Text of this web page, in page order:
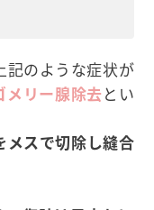
記のような症状が
メリー腺除去とい
メスで切除し縫合